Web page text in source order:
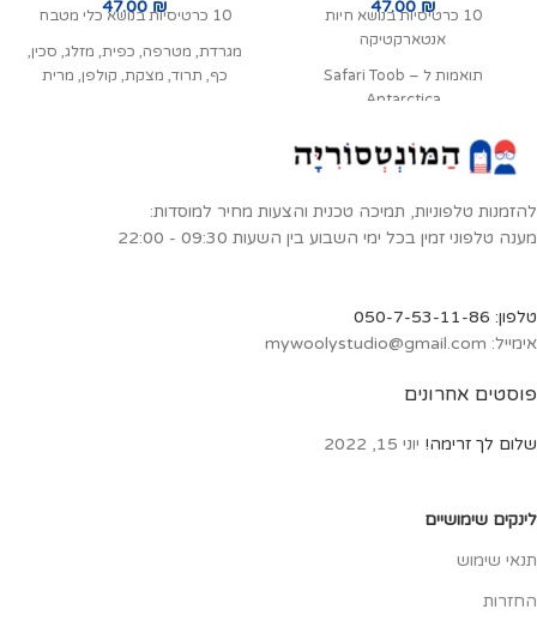
47.00 ₪
10 כרטיסיות בנושא חיות
אנטארקטיקה
תואמות ל Safari Toob –
Antarctica
פינגוין קיסרי, ראשתן גדול ראש, דב ים
אנטרקטי, פינגוין מציץ מערבי, לויתן
קטלן, פנגוין רצועת הסנטר, כלב ים
לובדון הסרטנים, לויתן כחול
47.00 ₪
10 כרטיסיות בנושא כלי מטבח
מגרדת, מטרפה, כפית, מזלג, סכין,
כף, תרוד, מצקת, קולפן, מרית
לינקים שימושיים
תנאי שימוש
החזרות
פוסטים אחרונים
שלום לך זרימה! יוני 15, 2022
להזמנות טלפוניות, תמיכה טכנית והצעות מחיר למוסדות:
מענה טלפוני זמין בכל ימי השבוע בין השעות 09:30 - 22:00
טלפון: 050-7-53-11-86
אימייל: mywoolystudio@gmail.com